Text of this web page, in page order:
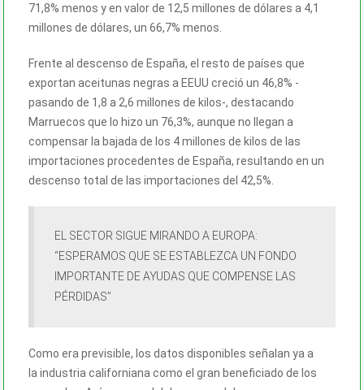
71,8% menos y en valor de 12,5 millones de dólares a 4,1
millones de dólares, un 66,7% menos.
Frente al descenso de España, el resto de países que
exportan aceitunas negras a EEUU creció un 46,8% -
pasando de 1,8 a 2,6 millones de kilos-, destacando
Marruecos que lo hizo un 76,3%, aunque no llegan a
compensar la bajada de los 4 millones de kilos de las
importaciones procedentes de España, resultando en un
descenso total de las importaciones del 42,5%.
EL SECTOR SIGUE MIRANDO A EUROPA:
“ESPERAMOS QUE SE ESTABLEZCA UN FONDO
IMPORTANTE DE AYUDAS QUE COMPENSE LAS
PÉRDIDAS”
Como era previsible, los datos disponibles señalan ya a
la industria californiana como el gran beneficiado de los